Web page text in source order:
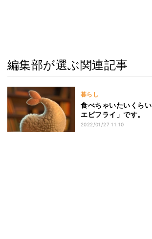
編集部が選ぶ関連記事
暮らし
食べちゃいたいくら
エビフライ」です。
2022/01/27 11:10